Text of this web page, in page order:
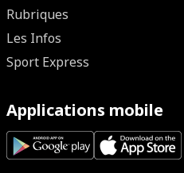
Rubriques
Les Infos
Sport Express
Applications mobile